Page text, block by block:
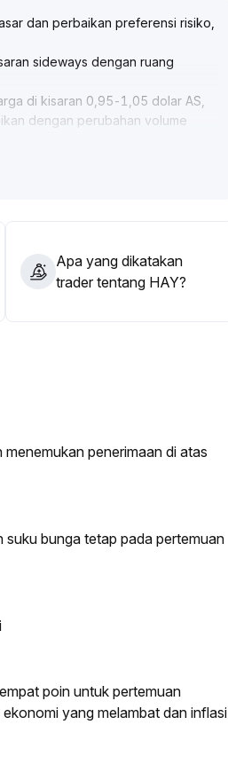
dan perbaikan preferensi risiko,
sideways dengan ruang
di kisaran 0,95-1,05 dolar AS,
dengan perubahan volume
dan tren pasar, namun tetap
Apa yang dikatakan
trader tentang HAY?
penerimaan di atas
suku bunga tetap pada pertemuan
poin untuk pertemuan
yang melambat dan inflasi